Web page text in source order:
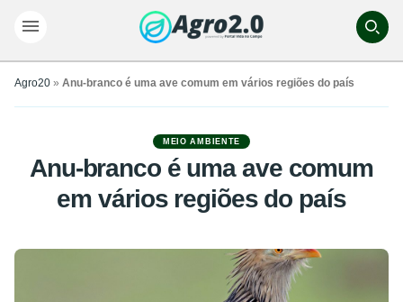
Agro20 » Anu-branco é uma ave comum em vários regiões do país
MEIO AMBIENTE
Anu-branco é uma ave comum
em vários regiões do país